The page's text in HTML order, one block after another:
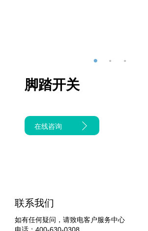
脚踏开关
在线咨询
联系我们
如有任何疑问，请致电客户服务中心